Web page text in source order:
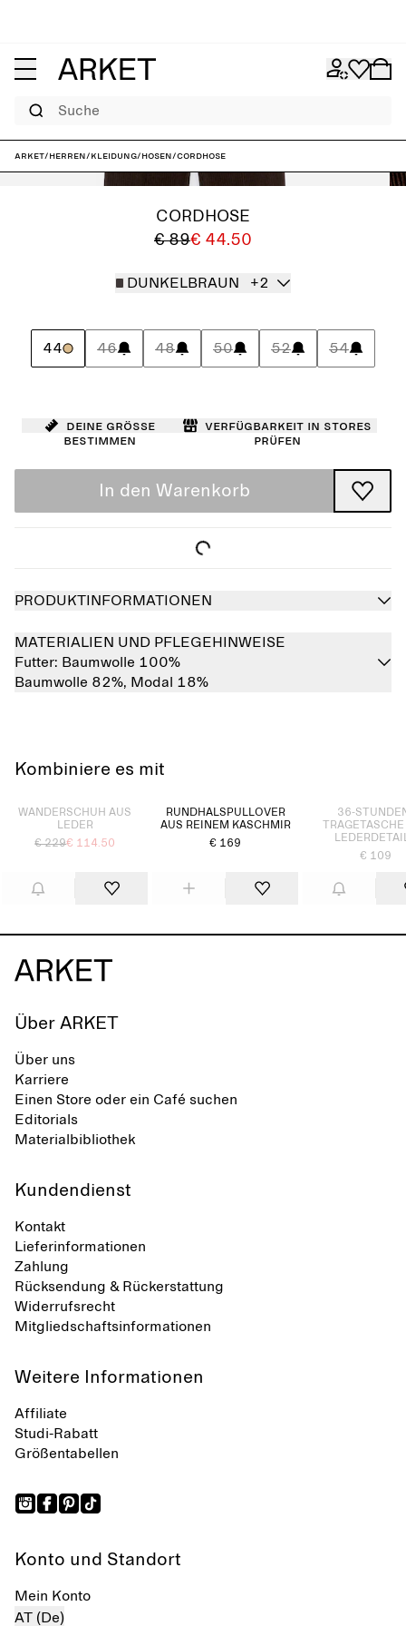
Suche
ARKET/Herren/Kleidung/Hosen/Cordhose
CORDHOSE
€ 89€ 44.50
DUNKELBRAUN +2
44 46 48 50 52 54
Deine Größe
bestimmen
Verfügbarkeit in Stores
prüfen
In den Warenkorb
PRODUKTINFORMATIONEN
MATERIALIEN UND PFLEGEHINWEISE
Futter: Baumwolle 100%
Baumwolle 82%, Modal 18%
Kombiniere es mit
WANDERSCHUH AUS
LEDER
€ 229€ 114.50
RUNDHALSPULLOVER
AUS REINEM KASCHMIR
€ 169
36-
€ 109
Über ARKET
Über uns
Karriere
Einen Store oder ein Café suchen
Editorials
Materialbibliothek
Kundendienst
Kontakt
Lieferinformationen
Zahlung
Rücksendung & Rückerstattung
Widerrufsrecht
Mitgliedschaftsinformationen
Weitere Informationen
Affiliate
Studi-Rabatt
Größentabellen
Konto und Standort
Mein Konto
AT (De)